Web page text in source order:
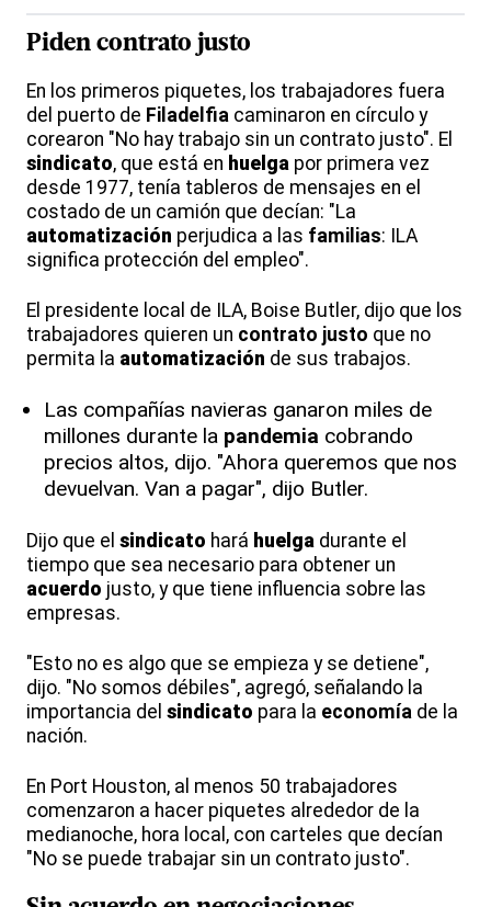
Piden contrato justo
En los primeros piquetes, los trabajadores fuera
del puerto de Filadelfia caminaron en círculo y
corearon "No hay trabajo sin un contrato justo". El
sindicato, que está en huelga por primera vez
desde 1977, tenía tableros de mensajes en el
costado de un camión que decían: "La
automatización perjudica a las familias: ILA
significa protección del empleo".
El presidente local de ILA, Boise Butler, dijo que los
trabajadores quieren un contrato justo que no
permita la automatización de sus trabajos.
Las compañías navieras ganaron miles de
millones durante la pandemia cobrando
precios altos, dijo. "Ahora queremos que nos
devuelvan. Van a pagar", dijo Butler.
Dijo que el sindicato hará huelga durante el
tiempo que sea necesario para obtener un
acuerdo justo, y que tiene influencia sobre las
empresas.
"Esto no es algo que se empieza y se detiene",
dijo. "No somos débiles", agregó, señalando la
importancia del sindicato para la economía de la
nación.
En Port Houston, al menos 50 trabajadores
comenzaron a hacer piquetes alrededor de la
medianoche, hora local, con carteles que decían
"No se puede trabajar sin un contrato justo".